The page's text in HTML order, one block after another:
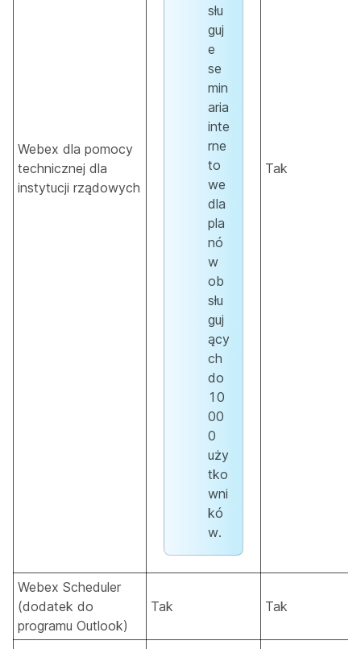
Webex dla pomocy
technicznej dla
instytucji rządowych
słu
guj
e
se
min
aria
inte
rne
to
we
dla
pla
nó
w
ob
słu
guj
ący
ch
do
10
00
0
uży
tko
wni
kó
w.
Tak
Webex Scheduler
(dodatek do
programu Outlook)
Tak Tak